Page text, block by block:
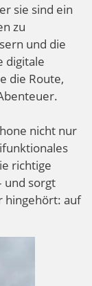
sie sind ein
zu
und die
digitale
die Route,
nicht nur
richtige
und sorgt
hingehört: auf